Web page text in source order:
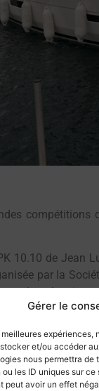
Gérer le
et/ou accéder
nous permettra de
les ID uniques sur
peut avoir un effet
compétitions
10.10 de Jean
par la
en 1 seule
ont fait bonne
l’Ecole Navale.